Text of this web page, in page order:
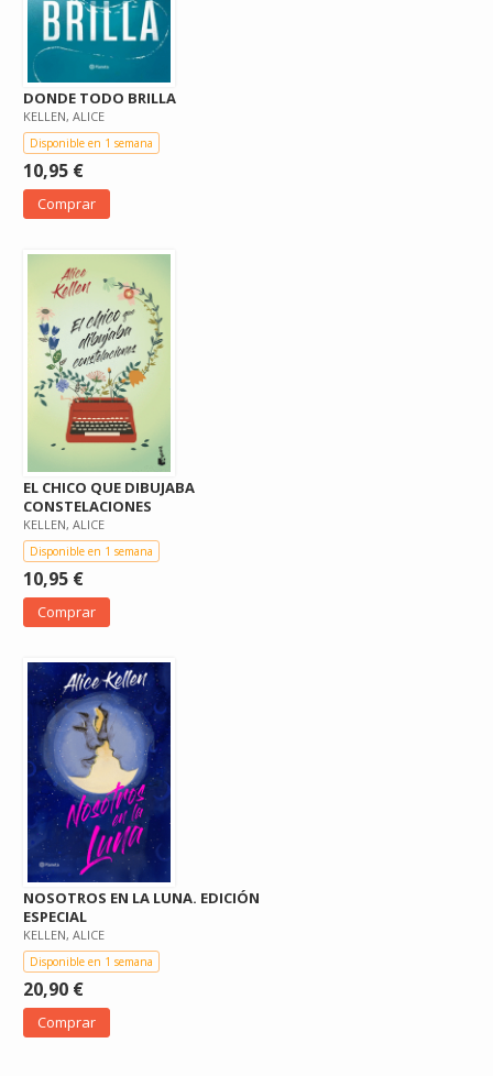
DONDE TODO BRILLA
KELLEN, ALICE
Disponible en 1 semana
10,95 €
Comprar
EL CHICO QUE DIBUJABA
CONSTELACIONES
KELLEN, ALICE
Disponible en 1 semana
10,95 €
Comprar
NOSOTROS EN LA LUNA. EDICIÓN
ESPECIAL
KELLEN, ALICE
Disponible en 1 semana
20,90 €
Comprar